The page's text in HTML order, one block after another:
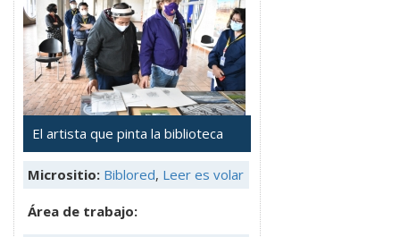
El artista que pinta la biblioteca
Micrositio: Biblored, Leer es volar
Área de trabajo: